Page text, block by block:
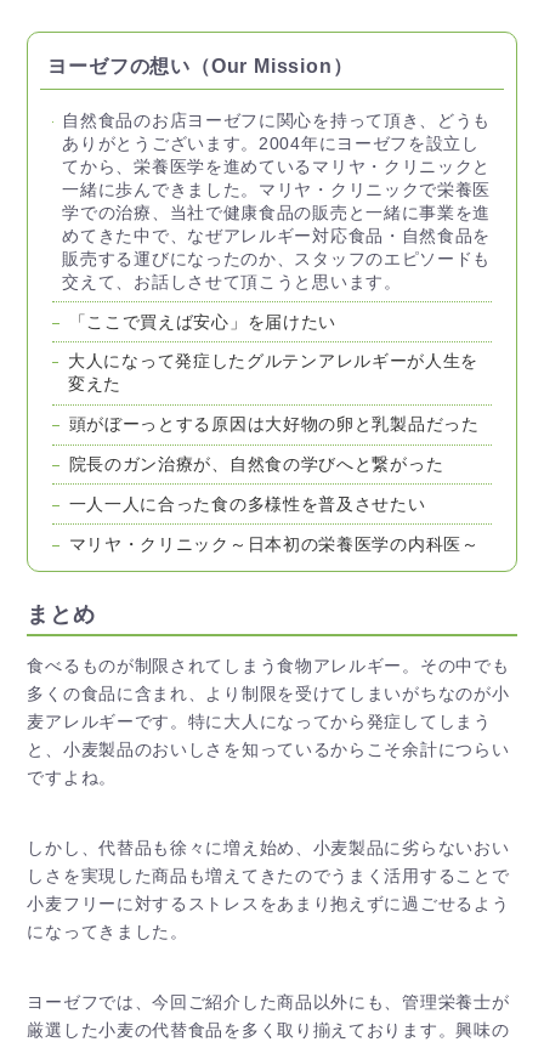
ヨーゼフの想い（Our Mission）
自然食品のお店ヨーゼフに関心を持って頂き、どうも
ありがとうございます。2004年にヨーゼフを設立し
てから、栄養医学を進めているマリヤ・クリニックと
一緒に歩んできました。マリヤ・クリニックで栄養医
学での治療、当社で健康食品の販売と一緒に事業を進
めてきた中で、なぜアレルギー対応食品・自然食品を
販売する運びになったのか、スタッフのエピソードも
交えて、お話しさせて頂こうと思います。
「ここで買えば安心」を届けたい
大人になって発症したグルテンアレルギーが人生を
変えた
頭がぼーっとする原因は大好物の卵と乳製品だった
院長のガン治療が、自然食の学びへと繋がった
一人一人に合った食の多様性を普及させたい
マリヤ・クリニック～日本初の栄養医学の内科医～
まとめ
食べるものが制限されてしまう食物アレルギー。その中でも
多くの食品に含まれ、より制限を受けてしまいがちなのが小
麦アレルギーです。特に大人になってから発症してしまう
と、小麦製品のおいしさを知っているからこそ余計につらい
ですよね。
しかし、代替品も徐々に増え始め、小麦製品に劣らないおい
しさを実現した商品も増えてきたのでうまく活用することで
小麦フリーに対するストレスをあまり抱えずに過ごせるよう
になってきました。
ヨーゼフでは、今回ご紹介した商品以外にも、管理栄養士が
厳選した小麦の代替食品を多く取り揃えております。興味の